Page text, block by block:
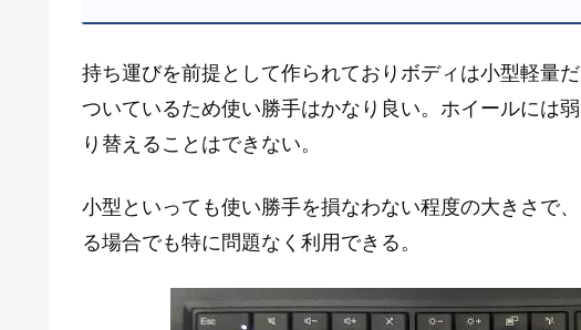
持ち運びを前提として作られておりボディは小型軽量
ついているため使い勝手はかなり良い。ホイールには
り替えることはできない。
小型といっても使い勝手を損なわない程度の大きさで
る場合でも特に問題なく利用できる。